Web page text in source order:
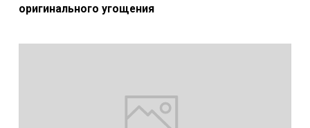
оригинального угощения